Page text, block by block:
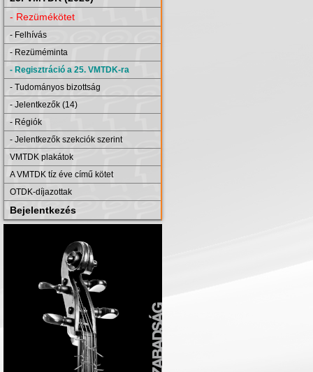
- Rezümékötet
- Felhívás
- Rezüméminta
- Regisztráció a 25. VMTDK-ra
- Tudományos bizottság
- Jelentkezők (14)
- Régiók
- Jelentkezők szekciók szerint
VMTDK plakátok
A VMTDK tíz éve című kötet
OTDK-díjazottak
Bejelentkezés